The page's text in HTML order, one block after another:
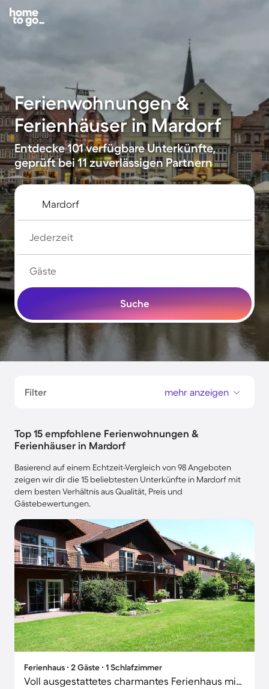
Ferienwohnungen &
Ferienhäuser in Mardorf
Entdecke 101 verfügbare Unterkünfte,
geprüft bei 11 zuverlässigen Partnern
Jederzeit
Gäste
Suche
Filter mehr anzeigen
Top 15 empfohlene Ferienwohnungen &
Ferienhäuser in Mardorf
Basierend auf einem Echtzeit-Vergleich von 98 Angeboten
zeigen wir dir die 15 beliebtesten Unterkünfte in Mardorf mit
dem besten Verhältnis aus Qualität, Preis und
Gästebewertungen.
Ferienhaus ∙ 2 Gäste ∙ 1 Schlafzimmer
Voll ausgestattetes charmantes Ferienhaus mit Garten und Terrasse